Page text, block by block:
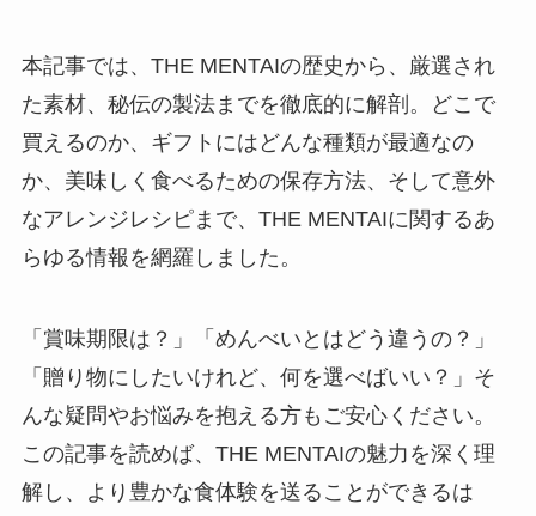
本記事では、THE MENTAIの歴史から、厳選され
た素材、秘伝の製法までを徹底的に解剖。どこで
買えるのか、ギフトにはどんな種類が最適なの
か、美味しく食べるための保存方法、そして意外
なアレンジレシピまで、THE MENTAIに関するあ
らゆる情報を網羅しました。
「賞味期限は？」「めんべいとはどう違うの？」
「贈り物にしたいけれど、何を選べばいい？」そ
んな疑問やお悩みを抱える方もご安心ください。
この記事を読めば、THE MENTAIの魅力を深く理
解し、より豊かな食体験を送ることができるは